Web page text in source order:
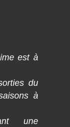
est à
du
à
une